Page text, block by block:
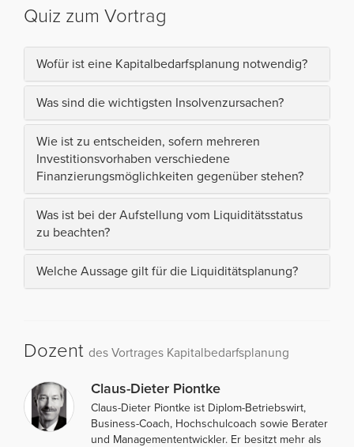
Quiz zum Vortrag
Wofür ist eine Kapitalbedarfsplanung notwendig?
Was sind die wichtigsten Insolvenzursachen?
Wie ist zu entscheiden, sofern mehreren
Investitionsvorhaben verschiedene
Finanzierungsmöglichkeiten gegenüber stehen?
Was ist bei der Aufstellung vom Liquiditätsstatus
zu beachten?
Welche Aussage gilt für die Liquiditätsplanung?
Dozent des Vortrages Kapitalbedarfsplanung
Claus-Dieter Piontke
Claus-Dieter Piontke ist Diplom-Betriebswirt,
Business-Coach, Hochschulcoach sowie Berater
und Managemententwickler. Er besitzt mehr als